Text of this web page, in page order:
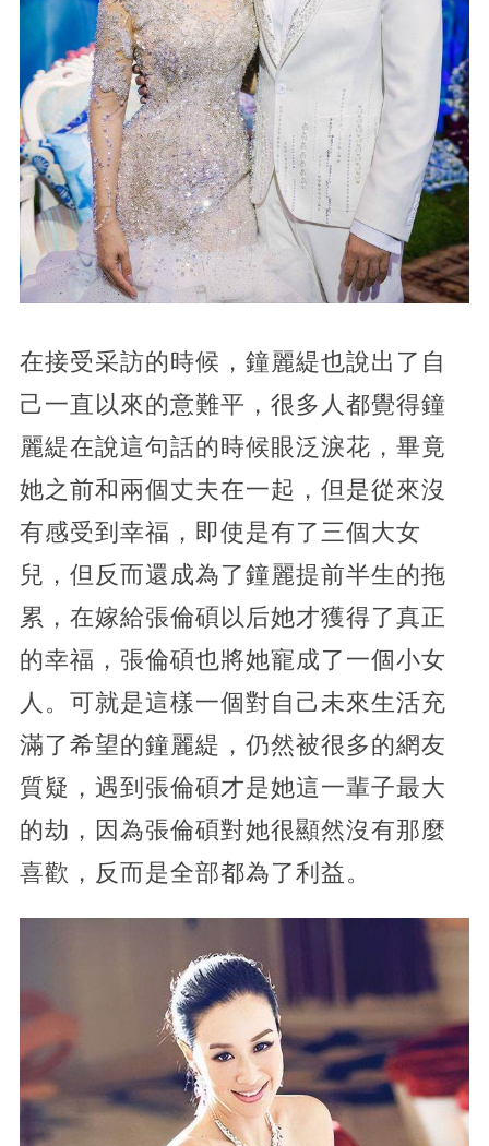
在接受采訪的時候，鐘麗緹也說出了自
己一直以來的意難平，很多人都覺得鐘
麗緹在說這句話的時候眼泛淚花，畢竟
她之前和兩個丈夫在一起，但是從來沒
有感受到幸福，即使是有了三個大女
兒，但反而還成為了鐘麗提前半生的拖
累，在嫁給張倫碩以后她才獲得了真正
的幸福，張倫碩也將她寵成了一個小女
人。可就是這樣一個對自己未來生活充
滿了希望的鐘麗緹，仍然被很多的網友
質疑，遇到張倫碩才是她這一輩子最大
的劫，因為張倫碩對她很顯然沒有那麼
喜歡，反而是全部都為了利益。